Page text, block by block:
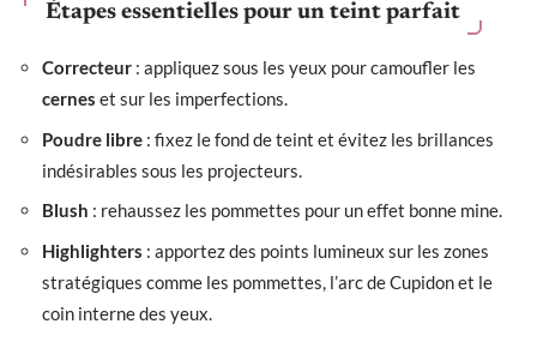
Étapes essentielles pour un teint parfait
Correcteur : appliquez sous les yeux pour camoufler les
cernes et sur les imperfections.
Poudre libre : fixez le fond de teint et évitez les brillances
indésirables sous les projecteurs.
Blush : rehaussez les pommettes pour un effet bonne mine.
Highlighters : apportez des points lumineux sur les zones
stratégiques comme les pommettes, l’arc de Cupidon et le
coin interne des yeux.